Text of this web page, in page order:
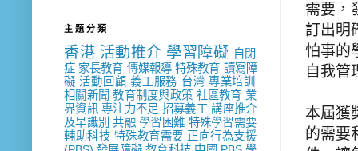
需要，
訂出明
怕事的
自我管
本屆獲
的需要
主 題 分 類
香港 活動推介 學習障礙 自閉
症 家長教育 傳媒報導 特殊教育 讀寫障
礙 活動回顧 義工服務 台灣 專業培訓
相關新聞 教育制度與政策 社區教育 業
界資訊 專注力不足 招募義工 講座推介
及早識別 共融 學習困難 特殊學習需要
輔助科技 特殊教育需要 正向行為支援